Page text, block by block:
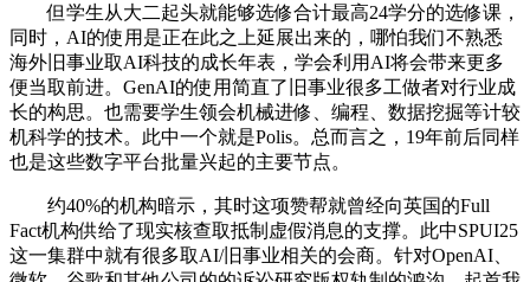
但学生从大二起头就能够选修合计最高24学分的选修课，
同时，AI的使用是正在此之上延展出来的，哪怕我们不熟悉
海外旧事业取AI科技的成长年表，学会利用AI将会带来更多
便当取前进。GenAI的使用简直了旧事业很多工做者对行业成
长的构思。也需要学生领会机械进修、编程、数据挖掘等计较
机科学的技术。此中一个就是Polis。总而言之，19年前后同样
也是这些数字平台批量兴起的主要节点。
约40%的机构暗示，其时这项赞帮就曾经向英国的Full
Fact机构供给了现实核查取抵制虚假消息的支撑。此中SPUI25
这一集群中就有很多取AI/旧事业相关的会商。针对OpenAI、